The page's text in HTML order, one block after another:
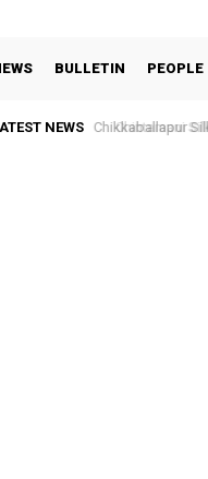
BULLETIN PEOPLE
NEWS Chintamani Silk